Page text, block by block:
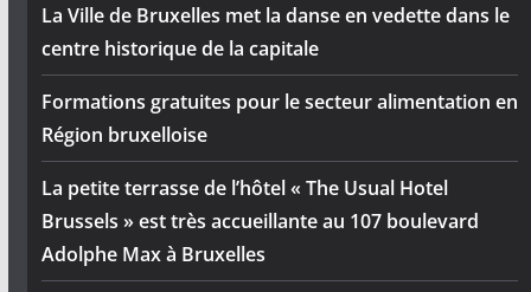
La Ville de Bruxelles met la danse en vedette dans le
centre historique de la capitale
Formations gratuites pour le secteur alimentation en
Région bruxelloise
La petite terrasse de l’hôtel « The Usual Hotel
Brussels » est très accueillante au 107 boulevard
Adolphe Max à Bruxelles